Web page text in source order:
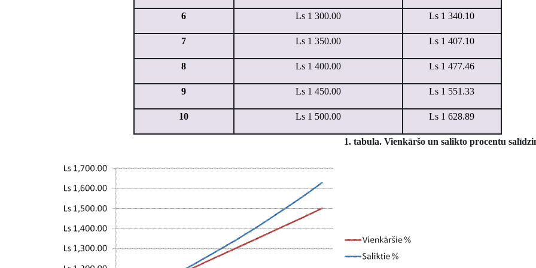
6 Ls 1 300.00 Ls 1 340.10
7 Ls 1 350.00 Ls 1 407.10
8 Ls 1 400.00 Ls 1 477.46
9 Ls 1 450.00 Ls 1 551.33
10 Ls 1 500.00 Ls 1 628.89
1. tabula. Vienkāršo un salikto procentu